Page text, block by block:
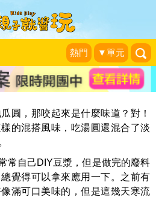
熱門 ▼單元
意甜品～豆渣地瓜湯
圓，那咬起來是什麼味道？對！
的混搭風味，吃湯圓還混合了淡
常自己DIY豆漿，但是做完的廢料
覺得可以拿來應用一下。之前有
滿可口美味的，但是這幾天寒流